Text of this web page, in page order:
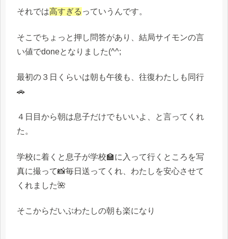
それでは高すぎる っていうんです。
そこでちょっと押し問答があり、結局サイモンの言
い値でdoneとなりました(^^;
最初の３日くらいは朝も午後も、往復わたしも同行
🚗
４日目から朝は息子だけでもいいよ、と言ってくれ
た。
学校に着くと息子が学校🏫に入って行くところを写
真に撮って📸毎日送ってくれ、わたしを安心させて
くれました🌺
そこからだいぶわたしの朝も楽になり